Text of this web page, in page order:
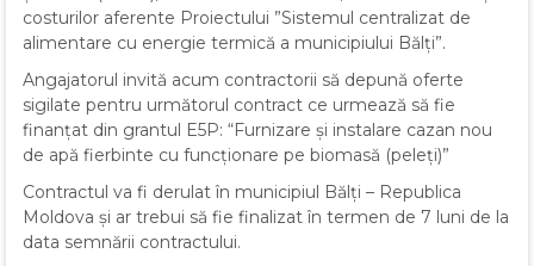
costurilor aferente Proiectului ”Sistemul centralizat de
alimentare cu energie termică a municipiului Bălți”.
Angajatorul invită acum contractorii să depună oferte
sigilate pentru următorul contract ce urmează să fie
finanțat din grantul E5P: “Furnizare și instalare cazan nou
de apă fierbinte cu funcționare pe biomasă (peleți)”
Contractul va fi derulat în municipiul Bălți – Republica
Moldova și ar trebui să fie finalizat în termen de 7 luni de la
data semnării contractului.